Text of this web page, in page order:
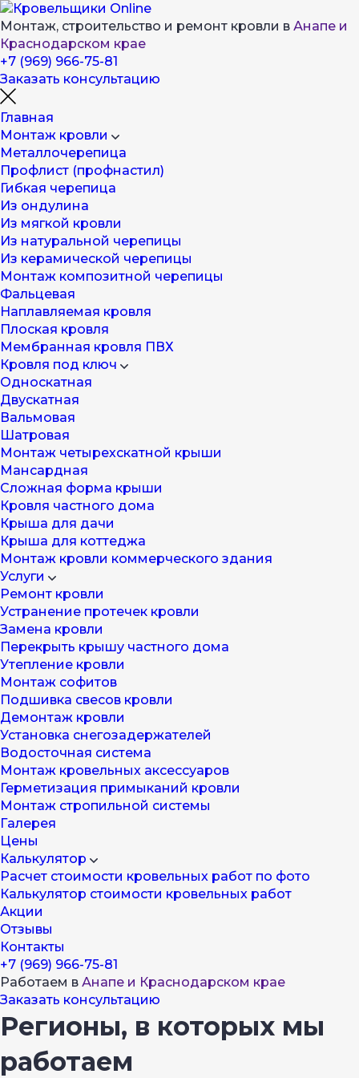
Монтаж, строительство и ремонт кровли в Анапе и
Краснодарском крае
+7 (969) 966-75-81
Заказать консультацию
Главная
Монтаж кровли
Металлочерепица
Профлист (профнастил)
Гибкая черепица
Из ондулина
Из мягкой кровли
Из натуральной черепицы
Из керамической черепицы
Монтаж композитной черепицы
Фальцевая
Наплавляемая кровля
Плоская кровля
Мембранная кровля ПВХ
Кровля под ключ
Односкатная
Двускатная
Вальмовая
Шатровая
Монтаж четырехскатной крыши
Мансардная
Cложная форма крыши
Кровля частного дома
Крыша для дачи
Крыша для коттеджа
Монтаж кровли коммерческого здания
Услуги
Ремонт кровли
Устранение протечек кровли
Замена кровли
Перекрыть крышу частного дома
Утепление кровли
Монтаж софитов
Подшивка свесов кровли
Демонтаж кровли
Установка снегозадержателей
Водосточная система
Монтаж кровельных аксессуаров
Герметизация примыканий кровли
Монтаж стропильной системы
Галерея
Цены
Калькулятор
Расчет стоимости кровельных работ по фото
Калькулятор стоимости кровельных работ
Акции
Отзывы
Контакты
+7 (969) 966-75-81
Работаем в Анапе и Краснодарском крае
Заказать консультацию
Регионы, в которых мы
работаем